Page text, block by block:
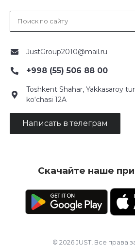
JustGroup2010@mail.ru
+998 (55) 506 88 00
Toshkent Shahar, Yakkasaroy
ko‘chasi 12A
Написать в телеграм
Скачайте наше
© 2026 JUST, Все права